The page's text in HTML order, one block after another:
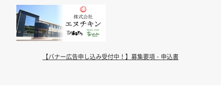
【バナー広告申し込み受付中！】募集要項・申込書